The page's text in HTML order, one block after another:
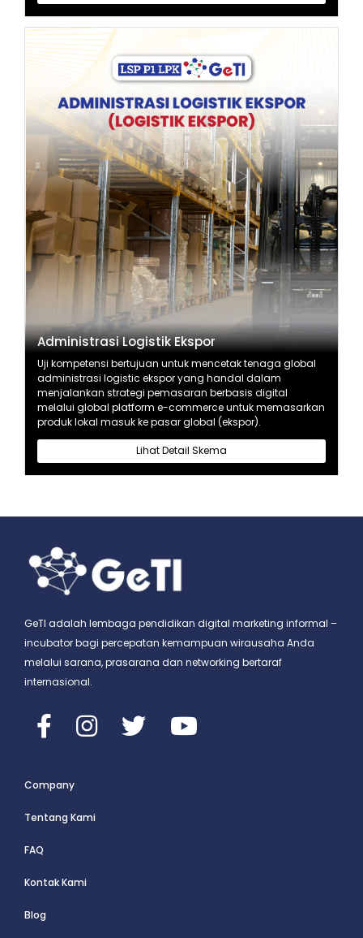
Administrasi Logistik Ekspor
Uji kompetensi bertujuan untuk mencetak tenaga global
administrasi logistic ekspor yang handal dalam
menjalankan strategi pemasaran berbasis digital
melalui global platform e-commerce untuk memasarkan
produk lokal masuk ke pasar global (ekspor).
Lihat Detail Skema
GeTI adalah lembaga pendidikan digital marketing informal –
incubator bagi percepatan kemampuan wirausaha Anda
melalui sarana, prasarana dan networking bertaraf
internasional.
Company
Tentang Kami
FAQ
Kontak Kami
Blog